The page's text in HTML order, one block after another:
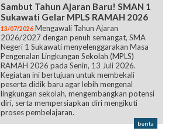
Sambut Tahun Ajaran Baru! SMAN 1
Sukawati Gelar MPLS RAMAH 2026
13/07/2026 Mengawali Tahun Ajaran
2026/2027 dengan penuh semangat, SMA
Negeri 1 Sukawati menyelenggarakan Masa
Pengenalan Lingkungan Sekolah (MPLS)
RAMAH 2026 pada Senin, 13 Juli 2026.
Kegiatan ini bertujuan untuk membekali
peserta didik baru agar lebih mengenal
lingkungan sekolah, mengembangkan potensi
diri, serta mempersiapkan diri mengikuti
proses pembelajaran.
berita